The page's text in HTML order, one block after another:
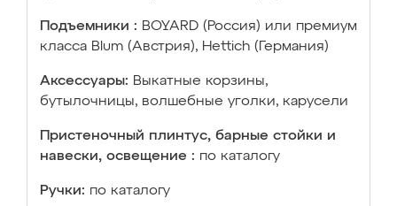
Подъемники : BOYARD (Россия) или премиум
класса Blum (Австрия), Hettich (Германия)
Аксессуары: Выкатные корзины,
бутылочницы, волшебные уголки, карусели
Пристеночный плинтус, барные стойки и
навески, освещение : по каталогу
Ручки: по каталогу